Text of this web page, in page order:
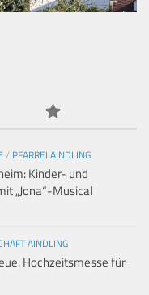
/ PFARREI AINDLING
Kinder- und
„Jona“-Musical
AINDLING
Hochzeitsmesse für